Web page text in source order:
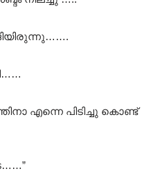
എന്നെ പിടിച്ചു കൊണ്ട്